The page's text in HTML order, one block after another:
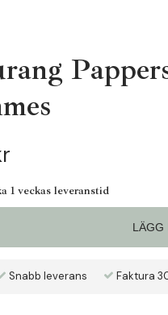
1 veckas leveranstid
LÄGG
Snabb leverans Faktura